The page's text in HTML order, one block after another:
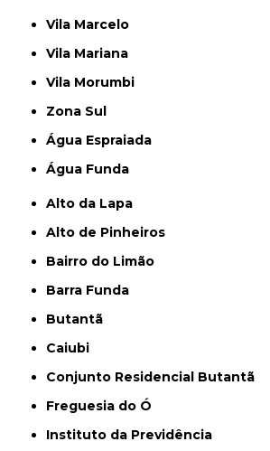
Vila Marcelo
Vila Mariana
Vila Morumbi
Zona Sul
Água Espraiada
Água Funda
Alto da Lapa
Alto de Pinheiros
Bairro do Limão
Barra Funda
Butantã
Caiubi
Conjunto Residencial Butantã
Freguesia do Ó
Instituto da Previdência